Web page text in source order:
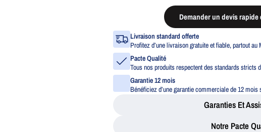
Demander un devis
Livraison standard offerte
Profitez d’une livraison gratuite et fiable, partout au
Pacte Qualité
Tous nos produits respectent des standards stricts
Garantie 12 mois
Bénéficiez d’une garantie commerciale de 12 mois
Garanties Et
Notre Pacte